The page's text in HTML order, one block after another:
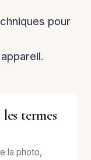
pour
termes
la photo,